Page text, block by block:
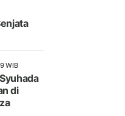
WIB
di